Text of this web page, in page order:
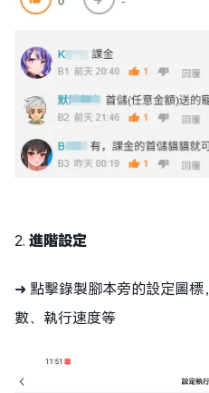
2. 進階設定
➜ 點擊錄製腳本旁的設定圖
數、執行速度等